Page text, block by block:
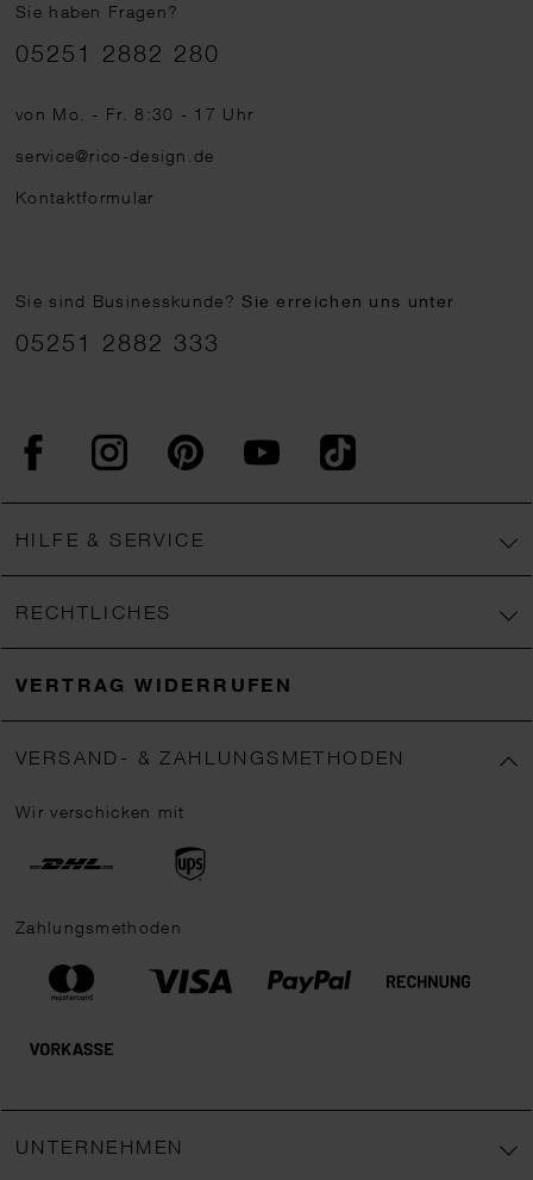
Sie haben Fragen?
Telefonnummer
05251 2882 280
von Mo. - Fr. 8:30 - 17 Uhr
service@rico-design.de
Kontaktformular
Sie sind Businesskunde?Sie erreichen uns unter
05251 2882 333
FacebookInstagram PinterestYouTubeTikTok
HILFE & SERVICE
RECHTLICHES
VERTRAG WIDERRUFEN
VERSAND- & ZAHLUNGSMETHODEN
Wir verschicken mit
Zahlungsmethoden
UNTERNEHMEN